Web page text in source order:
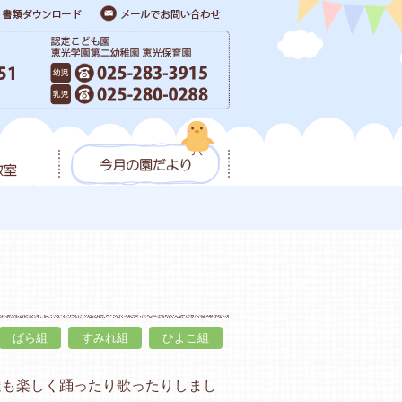
ばら組 すみれ組 ひよこ組
楽しく踊ったり歌ったりしまし